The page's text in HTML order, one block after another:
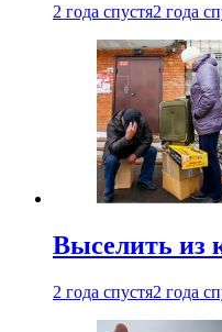
2 года спустя2 года
Выселить из
2 года спустя2 года